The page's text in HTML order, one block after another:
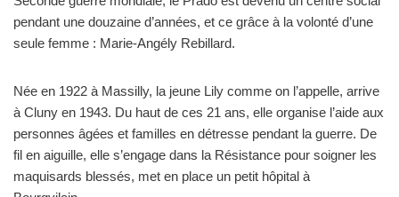
pendant une douzaine d’années, et ce grâce à la volonté d’une
seule femme : Marie-Angély Rebillard.
Née en 1922 à Massilly, la jeune Lily comme on l’appelle, arrive
à Cluny en 1943. Du haut de ces 21 ans, elle organise l’aide aux
personnes âgées et familles en détresse pendant la guerre. De
fil en aiguille, elle s’engage dans la Résistance pour soigner les
maquisards blessés, met en place un petit hôpital à